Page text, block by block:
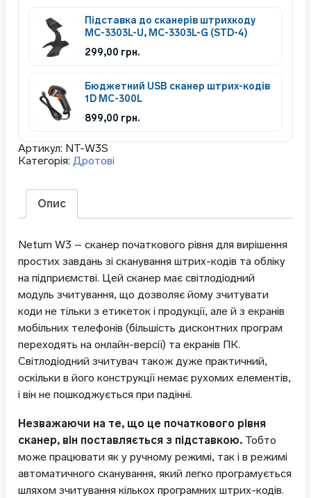
Підставка до сканерів штрихкоду
MC-3303L-U, MC-3303L-G (STD-4)
299,00 грн.
Бюджетний USB сканер штрих-кодів
1D MC-300L
899,00 грн.
Артикул: NT-W3S
Категорія: Дротові
Опис
Netum W3 – сканер початкового рівня для вирішення
простих завдань зі сканування штрих-кодів та обліку
на підприємстві. Цей сканер має світлодіодний
модуль зчитування, що дозволяє йому зчитувати
коди не тільки з етикеток і продукції, але й з екранів
мобільних телефонів (більшість дисконтних програм
переходять на онлайн-версії) та екранів ПК.
Світлодіодний зчитувач також дуже практичний,
оскільки в його конструкції немає рухомих елементів,
і він не пошкоджується при падінні.
Незважаючи на те, що це початкового рівня
сканер, він поставляється з підставкою. Тобто
може працювати як у ручному режимі, так і в режимі
автоматичного сканування, який легко програмується
шляхом зчитування кількох програмних штрих-кодів.